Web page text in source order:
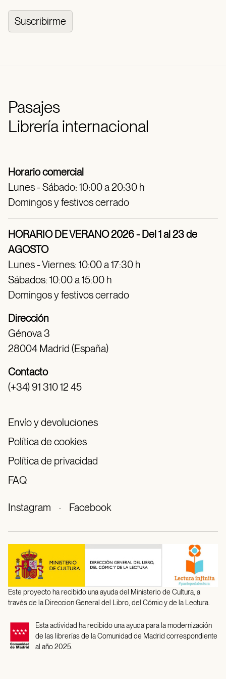
Suscribirme
Pasajes
Librería internacional
Horario comercial
Lunes - Sábado: 10:00 a 20:30 h
Domingos y festivos cerrado
HORARIO DE VERANO 2026 - Del 1 al 23 de
AGOSTO
Lunes - Viernes: 10:00 a 17:30 h
Sábados: 10:00 a 15:00 h
Domingos y festivos cerrado
Dirección
Génova 3
28004 Madrid (España)
Contacto
(+34) 91 310 12 45
Envío y devoluciones
Política de cookies
Política de privacidad
FAQ
Instagram · Facebook
Este proyecto ha recibido una ayuda del Ministerio de Cultura, a
través de la Direccion General del Libro, del Cómic y de la Lectura.
Esta actividad ha recibido una ayuda para la modernización
de las librerías de la Comunidad de Madrid correspondiente
al año 2025.